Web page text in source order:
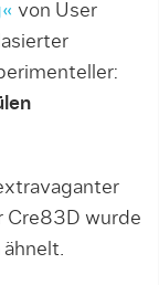
von User
Cre83D wurde
ähnelt.